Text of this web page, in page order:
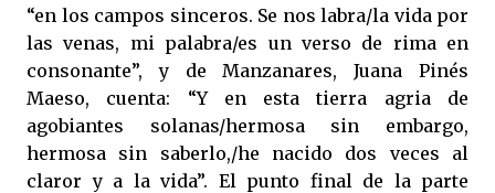
“en los campos sinceros. Se nos labra/la vida por
las venas, mi palabra/es un verso de rima en
consonante”, y de Manzanares, Juana Pinés
Maeso, cuenta: “Y en esta tierra agria de
agobiantes solanas/hermosa sin embargo,
hermosa sin saberlo,/he nacido dos veces al
claror y a la vida”. El punto final de la parte